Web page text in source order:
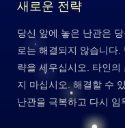
새로운 전략
당신 앞에 놓은 난관은
로는 해결되지 않습니다
략을 세우십시오. 타인
지 마십시오. 해결할 수
난관을 극복하고 다시